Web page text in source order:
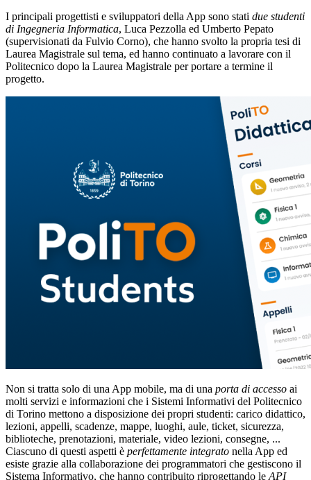
I principali progettisti e sviluppatori della App sono stati due studenti
di Ingegneria Informatica, Luca Pezzolla ed Umberto Pepato
(supervisionati da Fulvio Corno), che hanno svolto la propria tesi di
Laurea Magistrale sul tema, ed hanno continuato a lavorare con il
Politecnico dopo la Laurea Magistrale per portare a termine il
progetto.
Non si tratta solo di una App mobile, ma di una porta di accesso ai
molti servizi e informazioni che i Sistemi Informativi del Politecnico
di Torino mettono a disposizione dei propri studenti: carico didattico,
lezioni, appelli, scadenze, mappe, luoghi, aule, ticket, sicurezza,
biblioteche, prenotazioni, materiale, video lezioni, consegne, ...
Ciascuno di questi aspetti è perfettamente integrato nella App ed
esiste grazie alla collaborazione dei programmatori che gestiscono il
Sistema Informativo, che hanno contribuito riprogettando le API